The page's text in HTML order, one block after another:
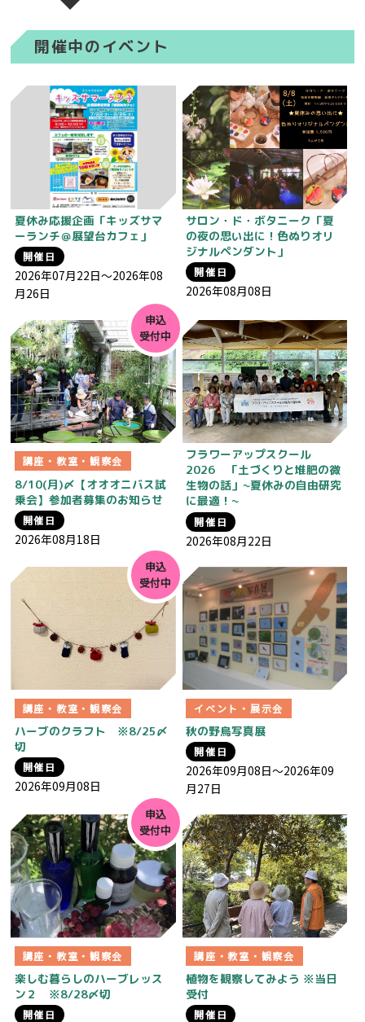
開催中のイベント
夏休み応援企画「キッズサマ
ーランチ＠展望台カフェ」
開催日
2026年07月22日～2026年08
月26日
サロン・ド・ボタニーク「夏
の夜の思い出に！色ぬりオリ
ジナルペンダント」
開催日
2026年08月08日
申込
受付中
講座・教室・観察会
8/10(月)〆【オオオニバス試
乗会】参加者募集のお知らせ
開催日
2026年08月18日
フラワーアップスクール
2026 「土づくりと堆肥の微
生物の話」~夏休みの自由研究
に最適！~
開催日
2026年08月22日
申込
受付中
講座・教室・観察会
ハーブのクラフト ※8/25〆
切
開催日
2026年09月08日
イベント・展示会
秋の野鳥写真展
開催日
2026年09月08日～2026年09
月27日
申込
受付中
講座・教室・観察会
楽しむ暮らしのハーブレッス
ン２ ※8/28〆切
開催日
講座・教室・観察会
植物を観察してみよう ※当日
受付
開催日